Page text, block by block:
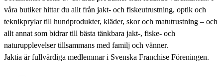
våra butiker hittar du allt från jakt- och fiskeutrustning, optik och
teknikprylar till hundprodukter, kläder, skor och matutrustning – och
allt annat som bidrar till bästa tänkbara jakt-, fiske- och
naturupplevelser tillsammans med familj och vänner.
Jaktia är fullvärdiga medlemmar i Svenska Franchise Föreningen.